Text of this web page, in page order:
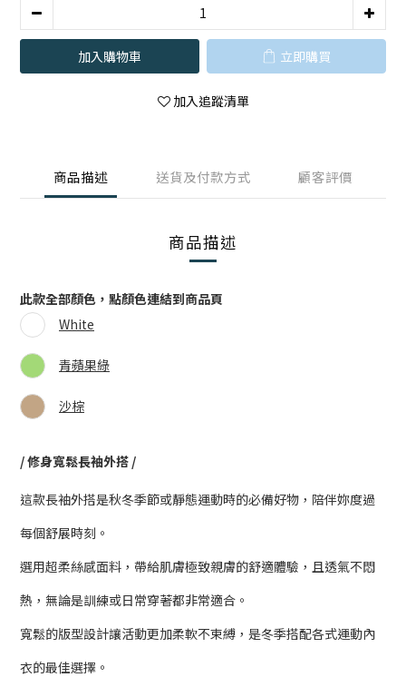
加入購物車 立即購買
加入追蹤清單
商品描述 送貨及付款方式 顧客評價
商品描述
此款全部顏色，點顏色連結到商品頁
White
青蘋果綠
沙棕
/ 修身寬鬆長袖外搭 /
這款長袖外搭是秋冬季節或靜態運動時的必備好物，陪伴妳度過
每個舒展時刻。
選用超柔絲感面料，帶給肌膚極致親膚的舒適體驗，且透氣不悶
熱，無論是訓練或日常穿著都非常適合。
寬鬆的版型設計讓活動更加柔軟不束縛，是冬季搭配各式運動內
衣的最佳選擇。